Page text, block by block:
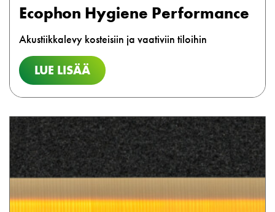
Ecophon Hygiene Performance
Akustiikkalevy kosteisiin ja vaativiin tiloihin
LUE LISÄÄ